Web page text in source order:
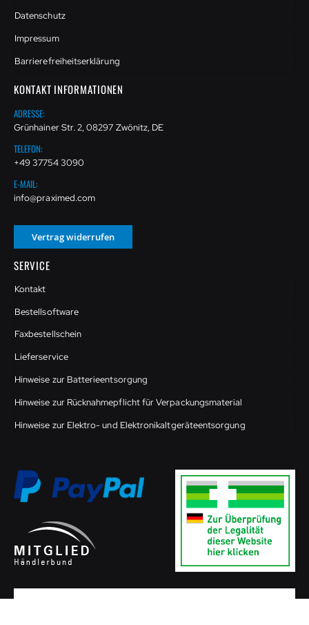
Datenschutz
Impressum
Barrierefreiheitserklärung
KONTAKT INFORMATIONEN
ADRESSE:
Grünhainer Str. 2, 08297 Zwönitz, DE
TELEFON:
+49 37754 3090
E-MAIL:
info@praximed.com
Vertrag widerrufen
SERVICE
Kontakt
Bestellsoftware
Faxbestellschein
Lieferservice
Hinweise zur Batterieentsorgung
Hinweise zur Rücknahmepflicht für Verpackungsmaterial
Hinweise zur Elektro- und Elektronikaltgeräteentsorgung